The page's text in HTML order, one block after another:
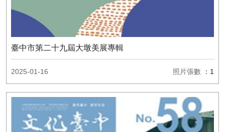
臺中市第二十九屆大墩美展專輯
2025-01-16 照片張數 ：1